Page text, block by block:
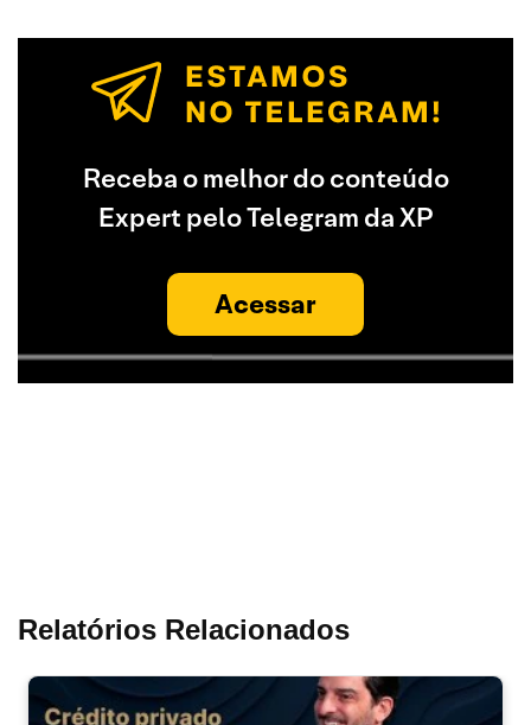
Receba o melhor do conteúdo
Expert pelo Telegram da XP
Acessar
Relatórios Relacionados